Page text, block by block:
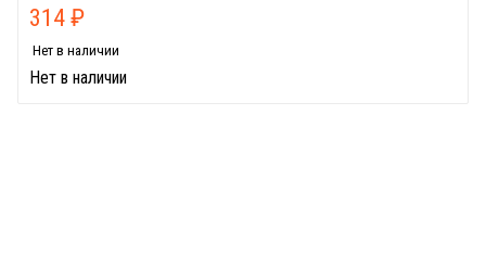
314₽
Нет в наличии
Нет в наличии